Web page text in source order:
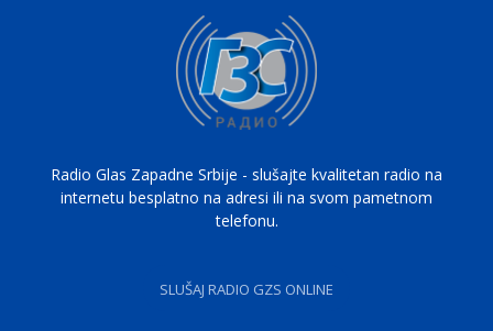
Radio Glas Zapadne Srbije - slušajte kvalitetan radio na
internetu besplatno na adresi ili na svom pametnom
telefonu.
SLUŠAJ RADIO GZS ONLINE